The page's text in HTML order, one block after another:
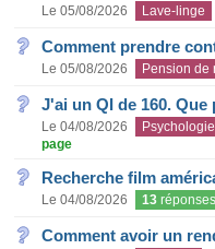
Le 05/08/2026 Lave-linge
Comment prendre
Le 05/08/2026 Pension de
J'ai un QI de 160.
Le 04/08/2026
page
Recherche film
Le 04/08/2026 13 réponses
Comment avoir un